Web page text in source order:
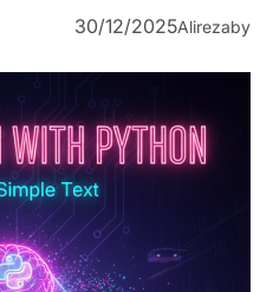
by
Alireza
30/12/2025